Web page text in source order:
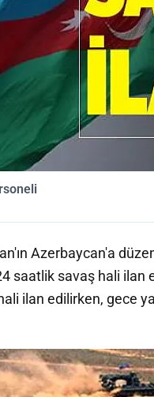
Azerbaycan'a
saatlik savaş hali ilan
ilan edilirken, gece